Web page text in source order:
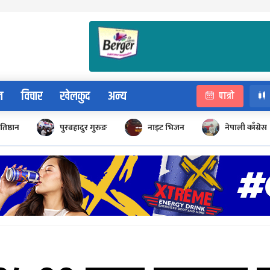
विचार खेलकुद अन्य पात्रो
पुरबहादुर गुरुङ नाइट भिजन नेपाली काँग्रेस